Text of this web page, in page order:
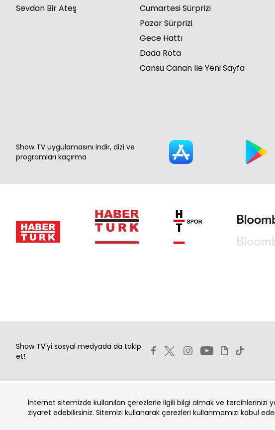
İnternet sitemizde kullanılan çerezlerle ilgili bilgi almak ve tercihlerinizi
ziyaret edebilirsiniz. Sitemizi kullanarak çerezleri kullanmamızı kabul
Sevdan Bir Ateş
Cumartesi Sürprizi
Pazar Sürprizi
Gece Hattı
Dada Rota
Cansu Canan İle Yeni Sayfa
Show TV uygulamasını indir, dizi ve
programları kaçırma
Show TV'yi sosyal medyada da takip
et!
Copyright 2026 Show Televizyon Yayıncılık A.Ş.